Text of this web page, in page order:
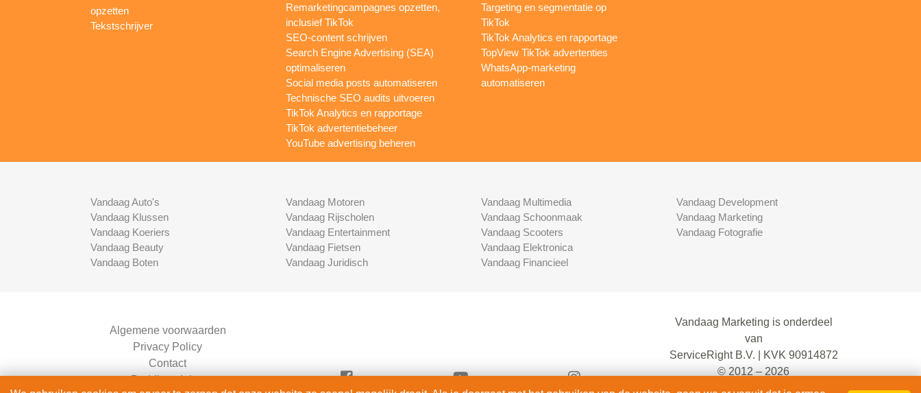
opzetten
Tekstschrijver
Remarketingcampagnes opzetten,
inclusief TikTok
SEO-content schrijven
Search Engine Advertising (SEA)
optimaliseren
Social media posts automatiseren
Technische SEO audits uitvoeren
TikTok Analytics en rapportage
TikTok advertentiebeheer
YouTube advertising beheren
Targeting en segmentatie op
TikTok
TikTok Analytics en rapportage
TopView TikTok advertenties
WhatsApp-marketing
automatiseren
Vandaag Auto's
Vandaag Klussen
Vandaag Koeriers
Vandaag Beauty
Vandaag Boten
Vandaag Motoren
Vandaag Rijscholen
Vandaag Entertainment
Vandaag Fietsen
Vandaag Juridisch
Vandaag Multimedia
Vandaag Schoonmaak
Vandaag Scooters
Vandaag Elektronica
Vandaag Financieel
Vandaag Development
Vandaag Marketing
Vandaag Fotografie
Algemene voorwaarden
Privacy Policy
Contact
Bedrijven Inlog
Vandaag Marketing is onderdeel
van
ServiceRight B.V. | KVK 90914872
© 2012 – 2026
alle rechten voorbehouden.